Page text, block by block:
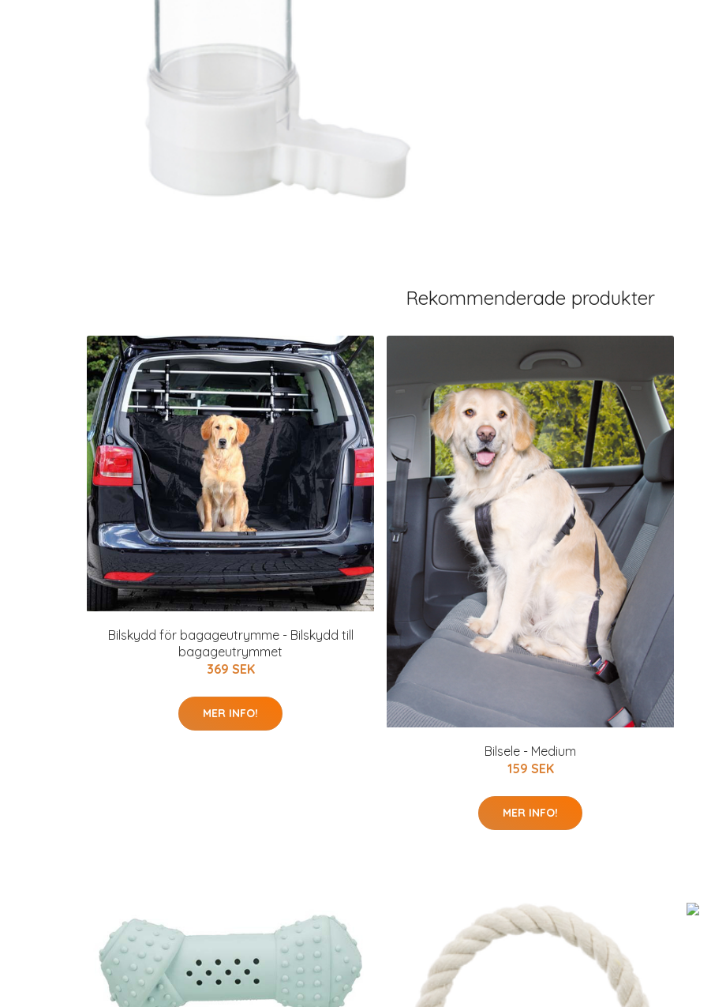
Rekommenderade produkter
Bilskydd för bagageutrymme - Bilskydd till
bagageutrymmet
369 SEK
MER INFO!
Bilsele - Medium
159 SEK
MER INFO!